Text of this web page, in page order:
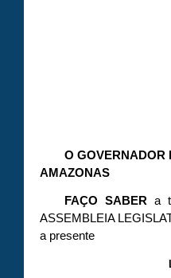
O GOVERNADOR
AMAZONAS
FAÇO SABER a
ASSEMBLEIA
a presente